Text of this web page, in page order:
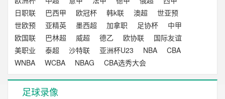
日职联
巴西甲 欧冠杯 韩k联 澳超
世亚预
世欧预
亚精英 墨西超 加拿职 足协杯
中甲
欧国联
巴林超 威超 德乙 欧协联
国际友谊
美职业
泰超 沙特联 亚洲杯U23 NBA
CBA
WNBA
WCBA NBAG CBA选秀大会
足球录像